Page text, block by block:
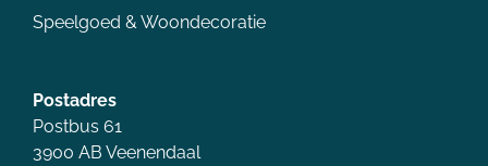
Speelgoed & Woondecoratie
Postadres
Postbus 61
3900 AB Veenendaal